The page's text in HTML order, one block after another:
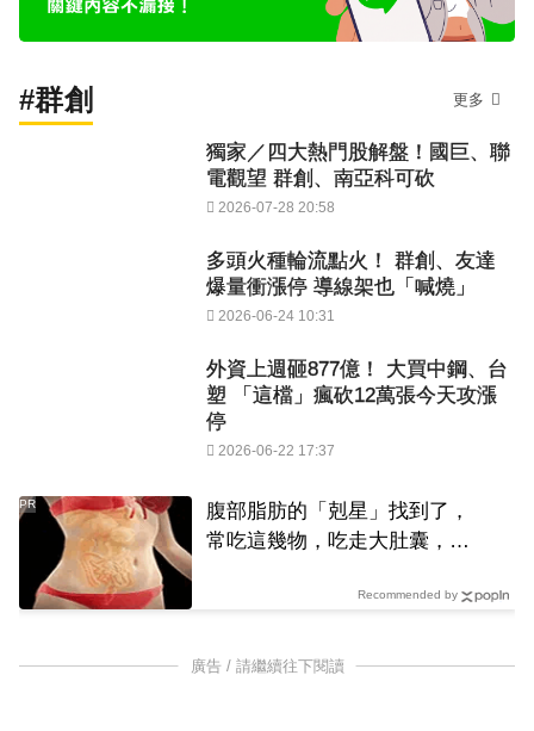
#群創 更多
獨家／四大熱門股解盤！國巨、聯
電觀望 群創、南亞科可砍
2026-07-28 20:58
多頭火種輪流點火！ 群創、友達
爆量衝漲停 導線架也「喊燒」
2026-06-24 10:31
外資上週砸877億！ 大買中鋼、台
塑 「這檔」瘋砍12萬張今天攻漲
停
2026-06-22 17:37
腹部脂肪的「剋星」找到了，
常吃這幾物，吃走大肚囊，瘦
PR
Recommended by
廣告 / 請繼續往下閱讀